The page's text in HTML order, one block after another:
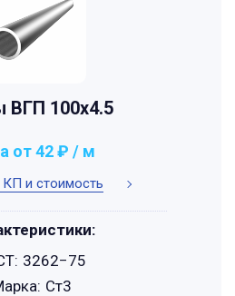
ВГП 100x4.5
КП и стоимость
от 42 ₽ / м
3262−75
Ст3